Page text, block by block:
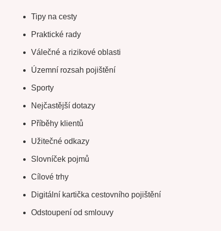
Tipy na cesty
Praktické rady
Válečné a rizikové oblasti
Územní rozsah pojištění
Sporty
Nejčastější dotazy
Příběhy klientů
Užitečné odkazy
Slovníček pojmů
Cílové trhy
Digitální kartička cestovního pojištění
Odstoupení od smlouvy